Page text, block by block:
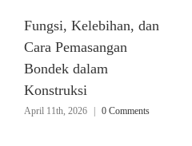
Fungsi, Kelebihan, dan
Cara Pemasangan
Bondek dalam
Konstruksi
April 11th, 2026 | 0 Comments